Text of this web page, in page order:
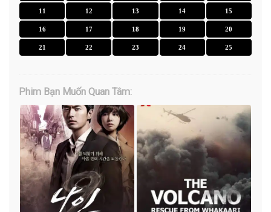
11 12 13 14 15
16 17 18 19 20
21 22 23 24 25
Phim Bạn Muốn Quan Tâm: